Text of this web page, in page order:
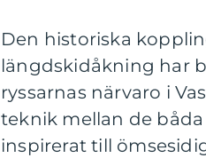
Den historiska
längdskidåkning har
ryssarnas närvaro i
teknik mellan de
inspirerat till